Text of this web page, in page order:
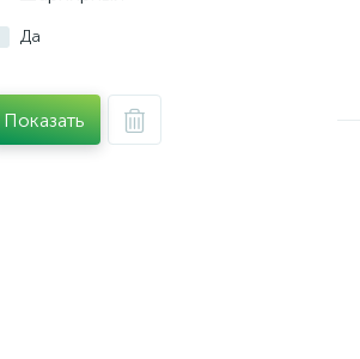
Да
Показать